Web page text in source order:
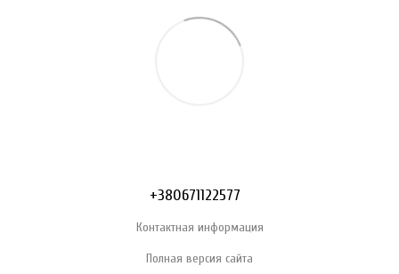
+380671122577
Контактная информация
Полная версия сайта